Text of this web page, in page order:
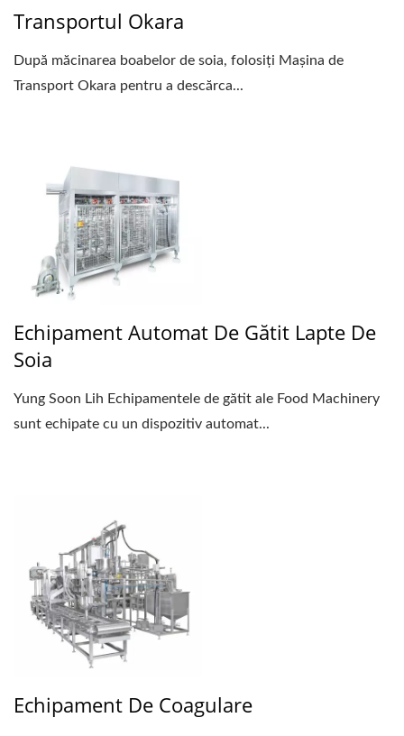
Transportul Okara
După măcinarea boabelor de soia, folosiți Mașina de
Transport Okara pentru a descărca...
Echipament Automat De Gătit Lapte De
Soia
Yung Soon Lih Echipamentele de gătit ale Food Machinery
sunt echipate cu un dispozitiv automat...
Echipament De Coagulare